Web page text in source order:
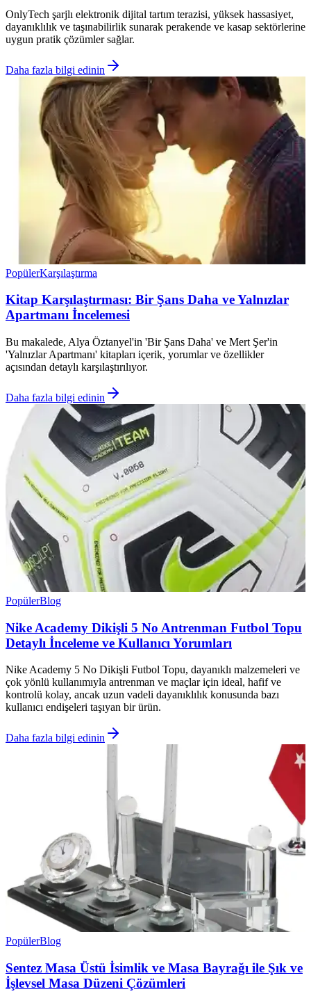
OnlyTech şarjlı elektronik dijital tartım terazisi, yüksek hassasiyet,
dayanıklılık ve taşınabilirlik sunarak perakende ve kasap sektörlerine
uygun pratik çözümler sağlar.
Daha fazla bilgi edinin
PopülerKarşılaştırma
Kitap Karşılaştırması: Bir Şans Daha ve Yalnızlar
Apartmanı İncelemesi
Bu makalede, Alya Öztanyel'in 'Bir Şans Daha' ve Mert Şer'in
'Yalnızlar Apartmanı' kitapları içerik, yorumlar ve özellikler
açısından detaylı karşılaştırılıyor.
Daha fazla bilgi edinin
PopülerBlog
Nike Academy Dikişli 5 No Antrenman Futbol Topu
Detaylı İnceleme ve Kullanıcı Yorumları
Nike Academy 5 No Dikişli Futbol Topu, dayanıklı malzemeleri ve
çok yönlü kullanımıyla antrenman ve maçlar için ideal, hafif ve
kontrolü kolay, ancak uzun vadeli dayanıklılık konusunda bazı
kullanıcı endişeleri taşıyan bir ürün.
Daha fazla bilgi edinin
PopülerBlog
Sentez Masa Üstü İsimlik ve Masa Bayrağı ile Şık ve
İşlevsel Masa Düzeni Çözümleri